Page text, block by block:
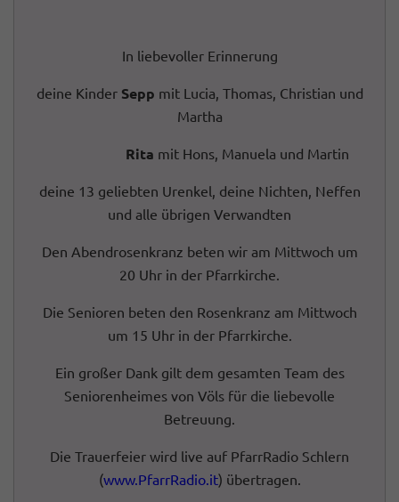
In liebevoller Erinnerung
deine Kinder Sepp mit Lucia, Thomas, Christian und
Martha
Rita mit Hons, Manuela und Martin
deine 13 geliebten Urenkel, deine Nichten, Neffen
und alle übrigen Verwandten
Den Abendrosenkranz beten wir am Mittwoch um
20 Uhr in der Pfarrkirche.
Die Senioren beten den Rosenkranz am Mittwoch
um 15 Uhr in der Pfarrkirche.
Ein großer Dank gilt dem gesamten Team des
Seniorenheimes von Völs für die liebevolle
Betreuung.
Die Trauerfeier wird live auf PfarrRadio Schlern
(www.PfarrRadio.it) übertragen.